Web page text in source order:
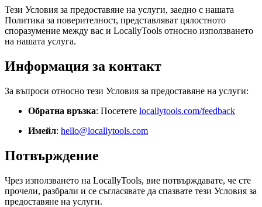
Тези Условия за предоставяне на услуги, заедно с нашата
Политика за поверителност, представляват цялостното
споразумение между вас и LocallyTools относно използването
на нашата услуга.
Информация за контакт
За въпроси относно тези Условия за предоставяне на услуги:
Обратна връзка: Посетете locallytools.com/feedback
Имейл: hello@locallytools.com
Потвърждение
Чрез използването на LocallyTools, вие потвърждавате, че сте
прочели, разбрали и се съгласявате да спазвате тези Условия за
предоставяне на услуги.